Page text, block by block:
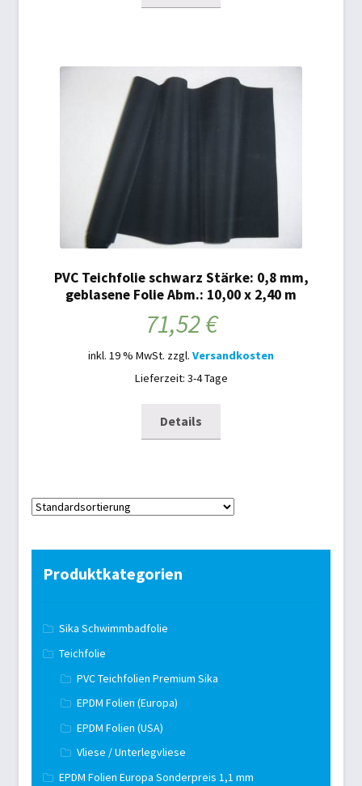
PVC Teichfolie schwarz Stärke: 0,8 mm,
geblasene Folie Abm.: 10,00 x 2,40 m
71,52€
inkl. 19 % MwSt. zzgl. Versandkosten
Lieferzeit: 3-4 Tage
Details
Produktkategorien
Sika Schwimmbadfolie
Teichfolie
PVC Teichfolien Premium Sika
EPDM Folien (Europa)
EPDM Folien (USA)
Vliese / Unterlegvliese
EPDM Folien Europa Sonderpreis 1,1 mm